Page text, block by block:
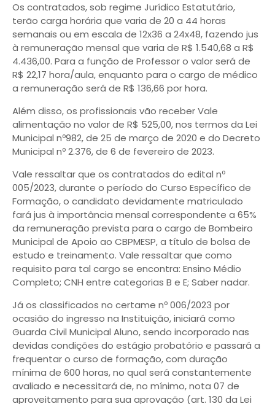
Os contratados, sob regime Jurídico Estatutário,
terão carga horária que varia de 20 a 44 horas
semanais ou em escala de 12x36 a 24x48, fazendo jus
à remuneração mensal que varia de R$ 1.540,68 a R$
4.436,00. Para a função de Professor o valor será de
R$ 22,17 hora/aula, enquanto para o cargo de médico
a remuneração será de R$ 136,66 por hora.
Além disso, os profissionais vão receber Vale
alimentação no valor de R$ 525,00, nos termos da Lei
Municipal nº982, de 25 de março de 2020 e do Decreto
Municipal nº 2.376, de 6 de fevereiro de 2023.
Vale ressaltar que os contratados do edital nº
005/2023, durante o período do Curso Específico de
Formação, o candidato devidamente matriculado
fará jus à importância mensal correspondente a 65%
da remuneração prevista para o cargo de Bombeiro
Municipal de Apoio ao CBPMESP, a título de bolsa de
estudo e treinamento. Vale ressaltar que como
requisito para tal cargo se encontra: Ensino Médio
Completo; CNH entre categorias B e E; Saber nadar.
Já os classificados no certame nº 006/2023 por
ocasião do ingresso na Instituição, iniciará como
Guarda Civil Municipal Aluno, sendo incorporado nas
devidas condições do estágio probatório e passará a
frequentar o curso de formação, com duração
mínima de 600 horas, no qual será constantemente
avaliado e necessitará de, no mínimo, nota 07 de
aproveitamento para sua aprovação (art. 130 da Lei